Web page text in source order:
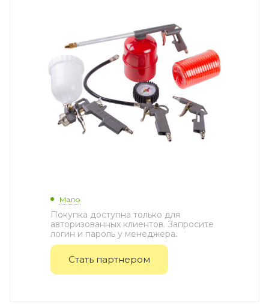
Мало
Покупка доступна только для
авторизованных клиентов. Запросите
логин и пароль у менеджера.
Стать партнером